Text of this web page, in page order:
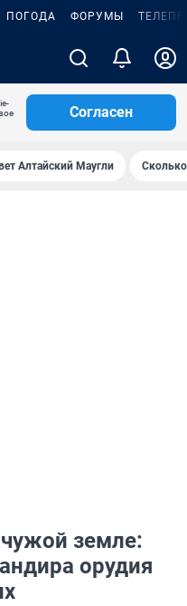
ПОГОДА ФОРУМЫ
Согласен
Алтайский Маугли
земле:
орудия